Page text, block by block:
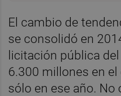
El cambio de
se consolidó en
licitación pública
6.300 millones en
sólo en ese año. No